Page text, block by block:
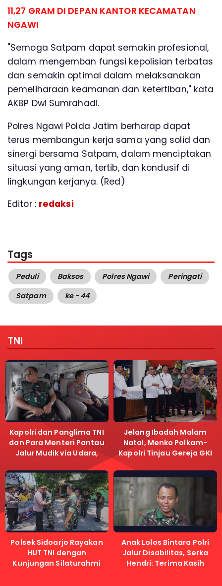
11,27 GRAM DI DEPAN KANTOR KECAMATAN
NGAWI
"Semoga Satpam dapat semakin profesional,
dalam mengemban fungsi kepolisian terbatas
dan semakin optimal dalam melaksanakan
pemeliharaan keamanan dan ketertiban," kata
AKBP Dwi Sumrahadi.
Polres Ngawi Polda Jatim berharap dapat
terus membangun kerja sama yang solid dan
sinergi bersama Satpam, dalam menciptakan
situasi yang aman, tertib, dan kondusif di
lingkungan kerjanya. (Red)
Editor : redaksi
Tags
Peduli Baksos Polres Ngawi
Peringati
Satpam
ke - 44
TNI
Kapolri dan Panglima TNI
dan Para Menteri Pantau
Jalur Mudik via Udara,
Pastikan Lalu Lintas
Lancar
Jelang Ibadah Malam
Natal, Menko Polkam-
Kapolri Tinjau Gereja GKI
Samanhudi dan Gereja
Immanuel
Polsek Sidoarjo Rayakan
HUT TNI dengan
Kunjungan Silaturahmi
Anak Lolos Bintara Polri
Jalur Disabilitas, Serka
Hendri: Terima Kasih
Kapolri